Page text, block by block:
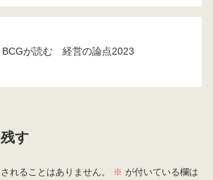
BCGが読む 経営の論点2023
す
れることはありません。 ※ が付いている欄は